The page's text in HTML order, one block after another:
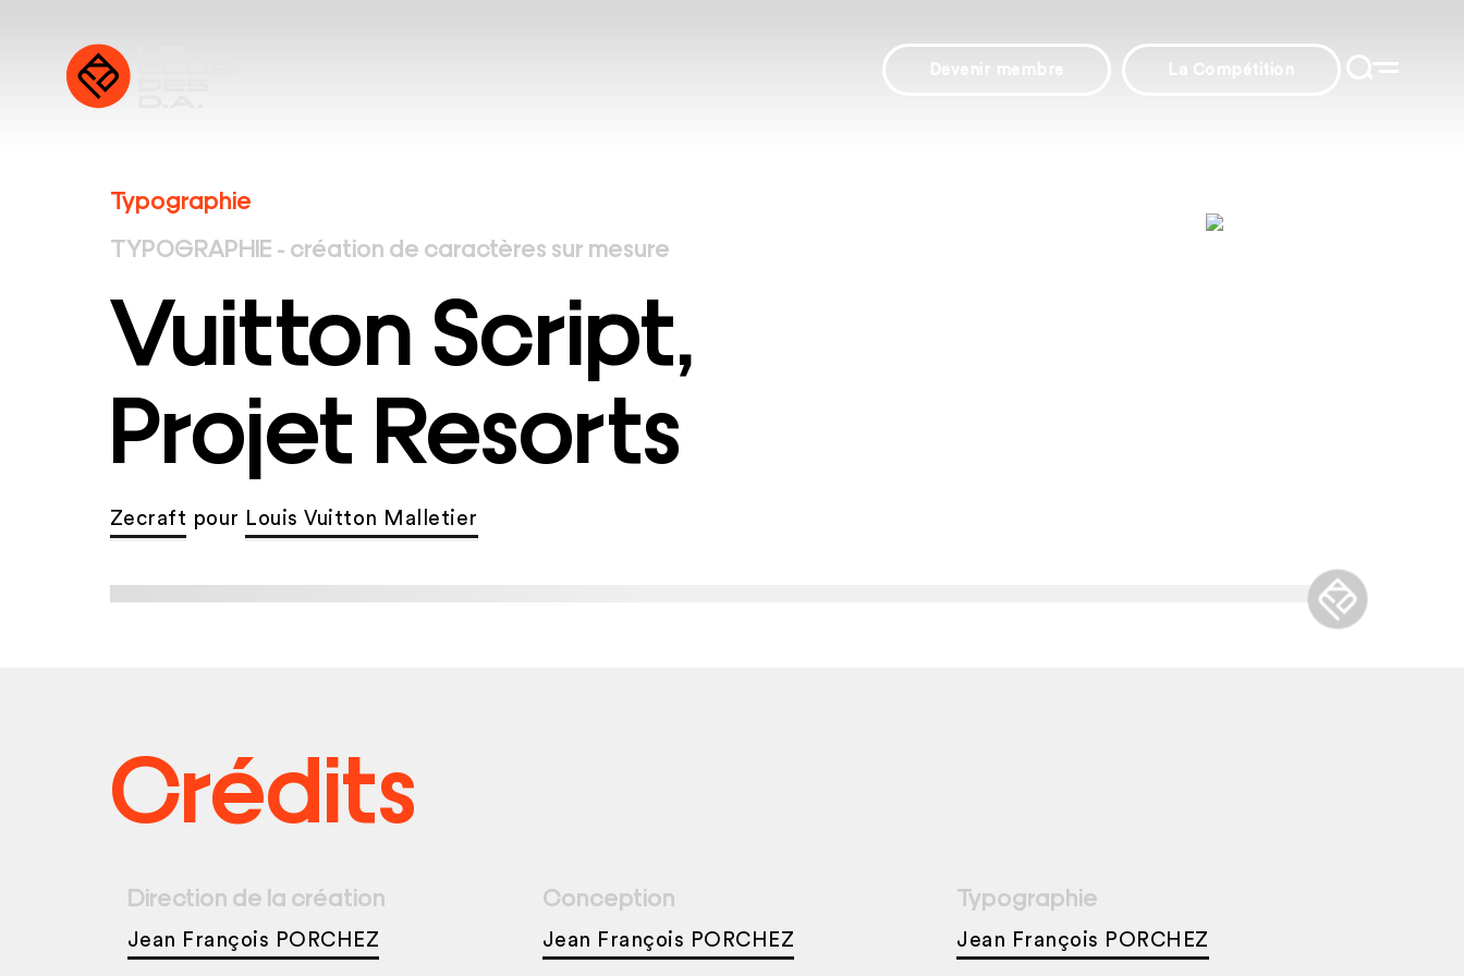
Devenir membre La Compétition
Typographie
TYPOGRAPHIE - création de caractères sur mesure
Vuitton Script,
Projet Resorts
Zecraft pour Louis Vuitton Malletier
Crédits
Direction de la création
Jean François PORCHEZ
Conception
Jean François PORCHEZ
Typographie
Jean François PORCHEZ